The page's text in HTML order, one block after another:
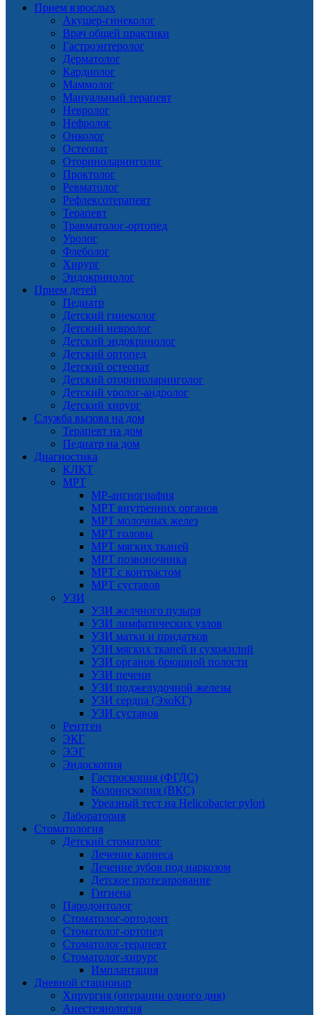
Прием взрослых
Акушер-гинеколог
Врач общей практики
Гастроэнтеролог
Дерматолог
Кардиолог
Маммолог
Мануальный терапевт
Невролог
Нефролог
Онколог
Остеопат
Оториноларинголог
Проктолог
Ревматолог
Рефлексотерапевт
Терапевт
Травматолог-ортопед
Уролог
Флеболог
Хирург
Эндокринолог
Прием детей
Педиатр
Детский гинеколог
Детский невролог
Детский эндокринолог
Детский ортопед
Детский остеопат
Детский оториноларинголог
Детский уролог-андролог
Детский хирург
Служба вызова на дом
Терапевт на дом
Педиатр на дом
Диагностика
КЛКТ
МРТ
МР-ангиография
МРТ внутренних органов
МРТ молочных желез
МРТ головы
МРТ мягких тканей
МРТ позвоночника
МРТ с контрастом
МРТ суставов
УЗИ
УЗИ желчного пузыря
УЗИ лимфатических узлов
УЗИ матки и придатков
УЗИ мягких тканей и сухожилий
УЗИ органов брюшной полости
УЗИ печени
УЗИ поджелудочной железы
УЗИ сердца (ЭхоКГ)
УЗИ суставов
Рентген
ЭКГ
ЭЭГ
Эндоскопия
Гастроскопия (ФГДС)
Колоноскопия (ВКС)
Уреазный тест на Helicobacter pylori
Лаборатория
Стоматология
Детский стоматолог
Лечение кариеса
Лечение зубов под наркозом
Детское протезирование
Гигиена
Пародонтолог
Стоматолог-ортодонт
Стоматолог-ортопед
Стоматолог-терапевт
Стоматолог-хирург
Имплантация
Дневной стационар
Хирургия (операции одного дня)
Анестезиология